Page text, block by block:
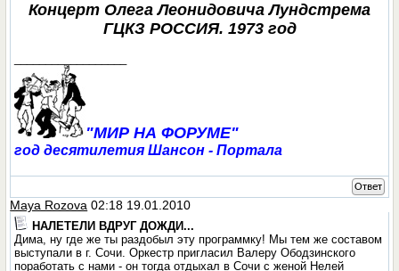
Концерт Олега Леонидовича Лундстрема
ГЦКЗ РОССИЯ. 1973 год
"МИР НА ФОРУМЕ"
год десятилетия Шансон - Портала
Ответ
Maya Rozova 02:18 19.01.2010
НАЛЕТЕЛИ ВДРУГ ДОЖДИ...
Дима, ну где же ты раздобыл эту программку! Мы тем же составом
выступали в г. Сочи. Оркестр пригласил Валеру Ободзинского
поработать с нами - он тогда отдыхал в Сочи с женой Нелей